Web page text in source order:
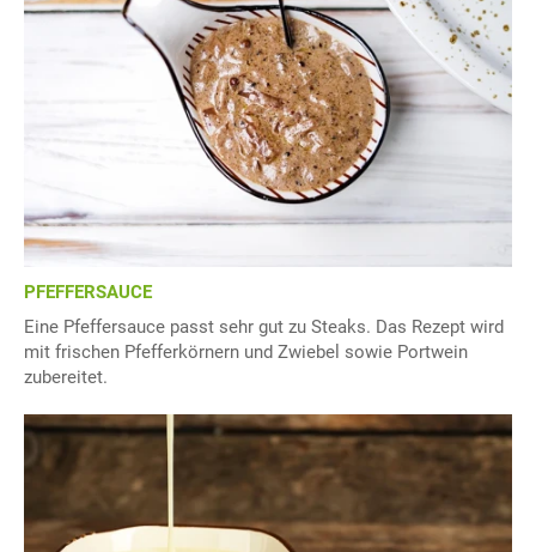
PFEFFERSAUCE
Eine Pfeffersauce passt sehr gut zu Steaks. Das Rezept wird
mit frischen Pfefferkörnern und Zwiebel sowie Portwein
zubereitet.